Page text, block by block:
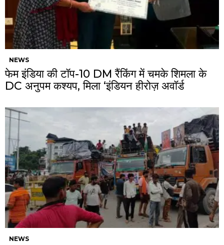
NEWS
फेम इंडिया की टॉप-10 DM रैंकिंग में चमके शिमला के
DC अनुपम कश्यप, मिला ‘इंडियन हीरोज़ अवॉर्ड
NEWS